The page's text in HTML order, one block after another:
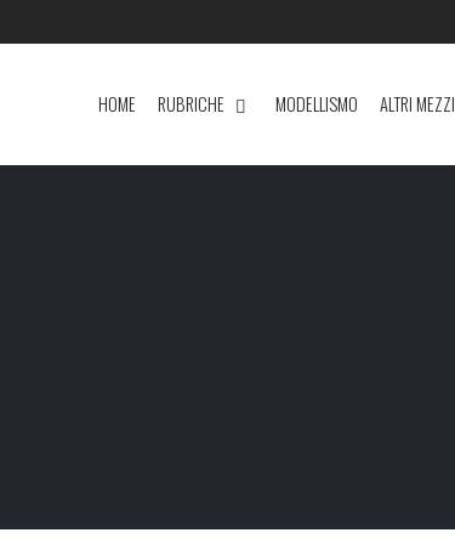
HOME RUBRICHE MODELLISMO ALTRI MEZZI